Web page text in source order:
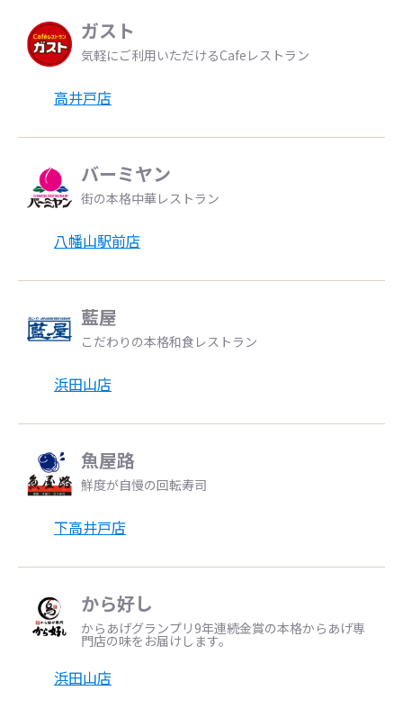
ガスト
気軽にご利用いただけるCafeレストラン
高井戸店
バーミヤン
街の本格中華レストラン
八幡山駅前店
藍屋
こだわりの本格和食レストラン
浜田山店
魚屋路
鮮度が自慢の回転寿司
下高井戸店
から好し
からあげグランプリ9年連続金賞の本格からあげ専
門店の味をお届けします。
浜田山店